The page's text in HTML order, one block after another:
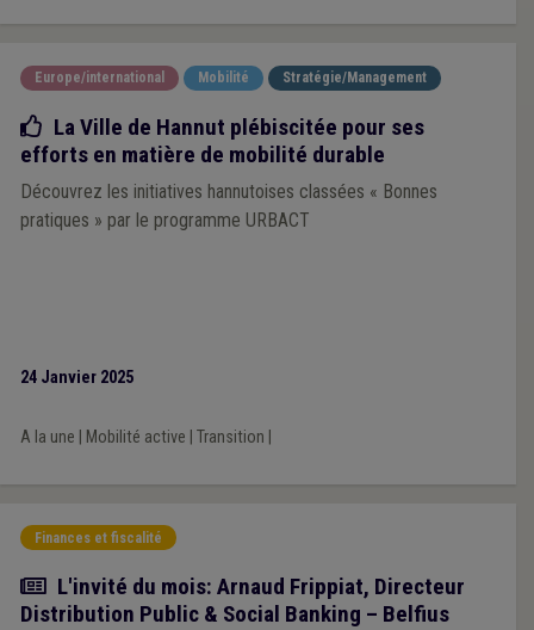
Europe/international Mobilité Stratégie/Management
Bonne pratique
La Ville de Hannut plébiscitée pour ses
efforts en matière de mobilité durable
Découvrez les initiatives hannutoises classées « Bonnes
pratiques » par le programme URBACT
24 Janvier 2025
A la une Mobilité active Transition
Finances et fiscalité
Article
L'invité du mois: Arnaud Frippiat, Directeur
Distribution Public & Social Banking – Belfius